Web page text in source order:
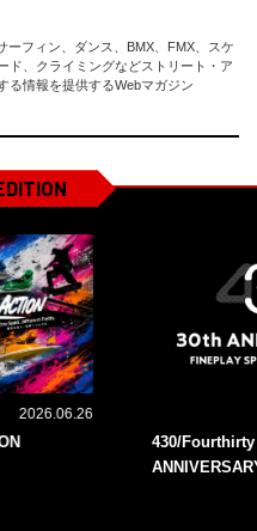
ーフィン、ダンス、BMX、FMX、スケ
ド、クライミングなどストリート・ア
る情報を提供するWebマガジン
2026.06.26
430/